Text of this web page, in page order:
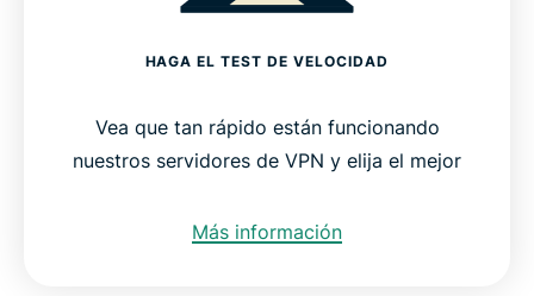
HAGA EL TEST DE VELOCIDAD
Vea que tan rápido están funcionando
nuestros servidores de VPN y elija el mejor
Más información